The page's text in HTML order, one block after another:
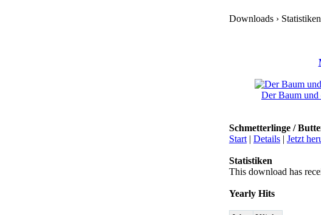
Downloads ›
Der Baum
Schmetterlinge /
Start | Details | Jetzt
Statistiken
This download has
Yearly Hits